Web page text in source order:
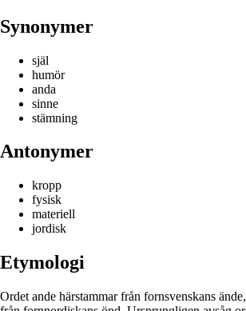
Synonymer
själ
humör
anda
sinne
stämning
Antonymer
kropp
fysisk
materiell
jordisk
Etymologi
Ordet ande härstammar från fornsvenskans